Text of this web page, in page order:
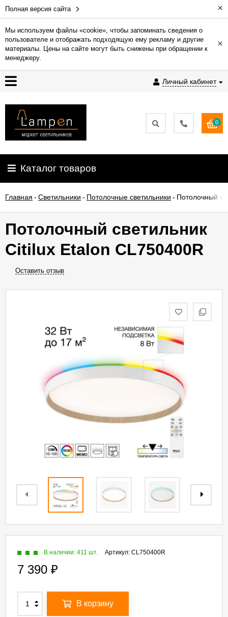
Полная версия сайта ×
Мы используем файлы «cookie», чтобы запоминать сведения о
пользователе и отображать подходящую ему рекламу и другие
материалы. Цены на сайте могут быть снижены при обращении к
менеджеру.
×
Личный кабинет
Гарантия
Доставка
и
Контакты
освещения
О
0
Каталог товаров
Главная - Светильники - Потолочные светильники - Потолочный
Потолочный светильник
Citilux Etalon CL750400R
Оставить отзыв
Артикул: CL750400R
В наличии: 411 шт.
7 390 ₽
В корзину